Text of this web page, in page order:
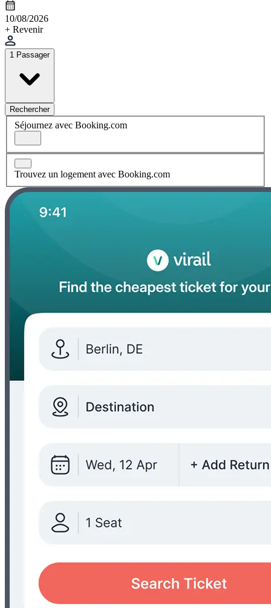
10/08/2026
+ Revenir
1 Passager
Rechercher
Séjournez avec Booking.com
Trouvez un logement avec Booking.com